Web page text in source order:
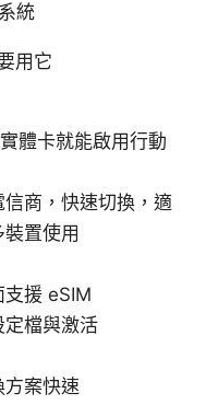
統
用它
體卡就能啟用行動
商，快速切換，適
置使用
援 eSIM
定檔與激活
案快速